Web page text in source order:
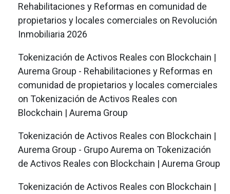
Rehabilitaciones y Reformas en comunidad de
propietarios y locales comerciales on Revolución
Inmobiliaria 2026
Tokenización de Activos Reales con Blockchain |
Aurema Group - Rehabilitaciones y Reformas en
comunidad de propietarios y locales comerciales
on Tokenización de Activos Reales con
Blockchain | Aurema Group
Tokenización de Activos Reales con Blockchain |
Aurema Group - Grupo Aurema on Tokenización
de Activos Reales con Blockchain | Aurema Group
Tokenización de Activos Reales con Blockchain |